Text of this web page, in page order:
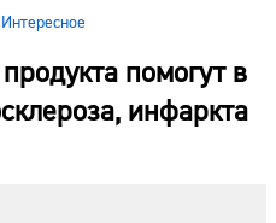
Интересное
помогут в
инфаркта